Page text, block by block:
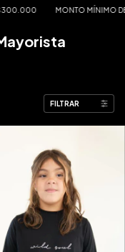
MONTO MÍNIMO
FILTRAR